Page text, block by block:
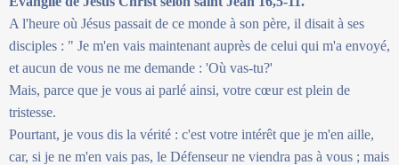
A l'heure où Jésus passait de ce monde à son père, il disait à ses
disciples : " Je m'en vais maintenant auprès de celui qui m'a envoyé,
et aucun de vous ne me demande : 'Où vas-tu?'
Mais, parce que je vous ai parlé ainsi, votre cœur est plein de
tristesse.
Pourtant, je vous dis la vérité : c'est votre intérêt que je m'en aille,
car, si je ne m'en vais pas, le Défenseur ne viendra pas à vous ; mais